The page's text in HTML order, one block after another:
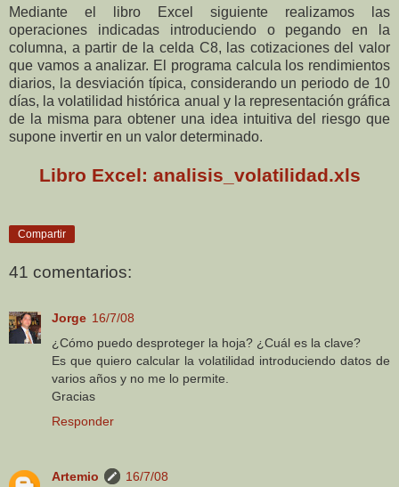
Mediante el libro Excel siguiente realizamos las
operaciones indicadas introduciendo o pegando en la
columna, a partir de la celda C8, las cotizaciones del valor
que vamos a analizar. El programa calcula los rendimientos
diarios, la desviación típica, considerando un periodo de 10
días, la volatilidad histórica anual y la representación gráfica
de la misma para obtener una idea intuitiva del riesgo que
supone invertir en un valor determinado.
Libro Excel: analisis_volatilidad.xls
Compartir
41 comentarios:
Jorge 16/7/08
¿Cómo puedo desproteger la hoja? ¿Cuál es la clave?
Es que quiero calcular la volatilidad introduciendo datos de
varios años y no me lo permite.
Gracias
Responder
Artemio
16/7/08